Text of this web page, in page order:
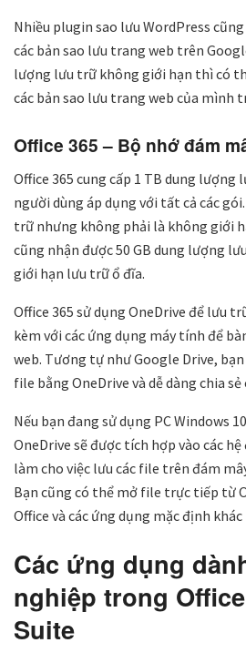
Nhiều plugin sao lưu WordPress
các bản sao lưu trang web trên
lượng lưu trữ không giới hạn thì có
các bản sao lưu trang web của mình
Office 365 – Bộ nhớ đám
Office 365 cung cấp 1 TB dung
người dùng áp dụng với tất cả các
trữ nhưng không phải là không giới
cũng nhận được 50 GB dung lượng
giới hạn lưu trữ ổ đĩa.
Office 365 sử dụng OneDrive để lưu
kèm với các ứng dụng máy tính để
web. Tương tự như Google Drive,
file bằng OneDrive và dễ dàng chia sẻ
Nếu bạn đang sử dụng PC Windows
OneDrive sẽ được tích hợp vào các
làm cho việc lưu các file trên đám
Bạn cũng có thể mở file trực tiếp từ
Office và các ứng dụng mặc định khác
Các ứng dụng
nghiệp trong
Suite